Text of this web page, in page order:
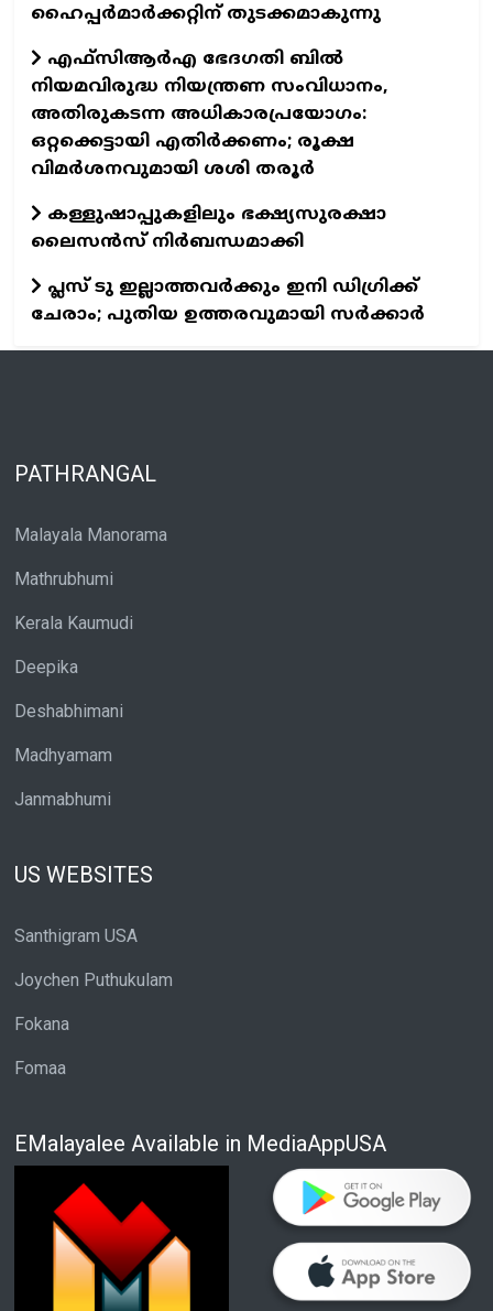
ഹൈപ്പർമാർക്കറ്റിന് തുടക്കമാകുന്നു
എഫ്സിആർഎ ഭേദഗതി ബിൽ
നിയമവിരുദ്ധ നിയന്ത്രണ സംവിധാനം,
അതിരുകടന്ന അധികാരപ്രയോഗം:
ഒറ്റക്കെട്ടായി എതിർക്കണം; രൂക്ഷ
വിമർശനവുമായി ശശി തരൂർ
കള്ളുഷാപ്പുകളിലും ഭക്ഷ്യസുരക്ഷാ
ലൈസൻസ് നിർബന്ധമാക്കി
പ്ലസ് ടു ഇല്ലാത്തവര്‍ക്കും ഇനി ഡിഗ്രിക്ക്
ചേരാം; പുതിയ ഉത്തരവുമായി സര്‍ക്കാര്‍
PATHRANGAL
Malayala Manorama
Mathrubhumi
Kerala Kaumudi
Deepika
Deshabhimani
Madhyamam
Janmabhumi
US WEBSITES
Santhigram USA
Joychen Puthukulam
Fokana
Fomaa
EMalayalee Available in MediaAppUSA